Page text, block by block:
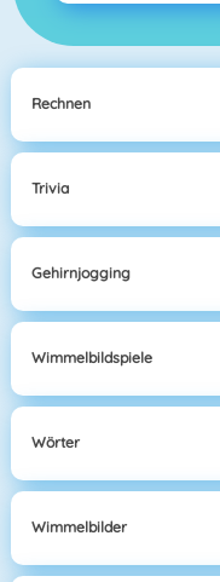
Rechnen
Trivia
Gehirnjogging
Wimmelbildspiele
Wörter
Wimmelbilder